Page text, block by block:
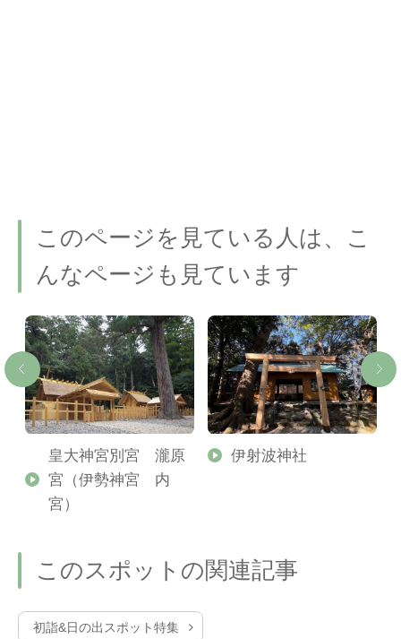
このページを見ている人は、こ
んなページも見ています
皇大神宮別宮 瀧原
宮（伊勢神宮 内
宮）
伊射波神社
このスポットの関連記事
初詣&日の出スポット特集